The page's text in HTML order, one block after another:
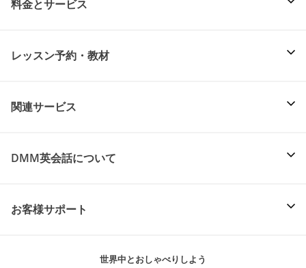
料金とサービス
レッスン予約・教材
関連サービス
DMM英会話について
お客様サポート
世界中とおしゃべりしよう